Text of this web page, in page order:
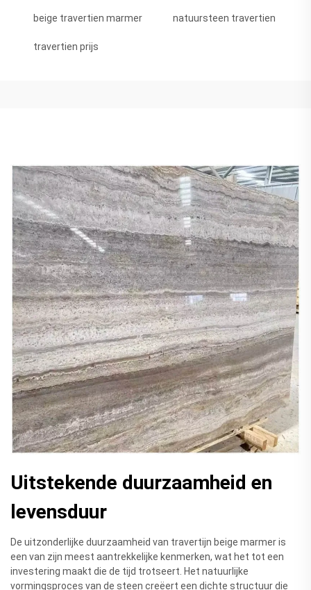
beige travertien marmer natuursteen travertien
travertien prijs
Uitstekende duurzaamheid en
levensduur
De uitzonderlijke duurzaamheid van travertijn beige marmer is
een van zijn meest aantrekkelijke kenmerken, wat het tot een
investering maakt die de tijd trotseert. Het natuurlijke
vormingsproces van de steen creëert een dichte structuur die